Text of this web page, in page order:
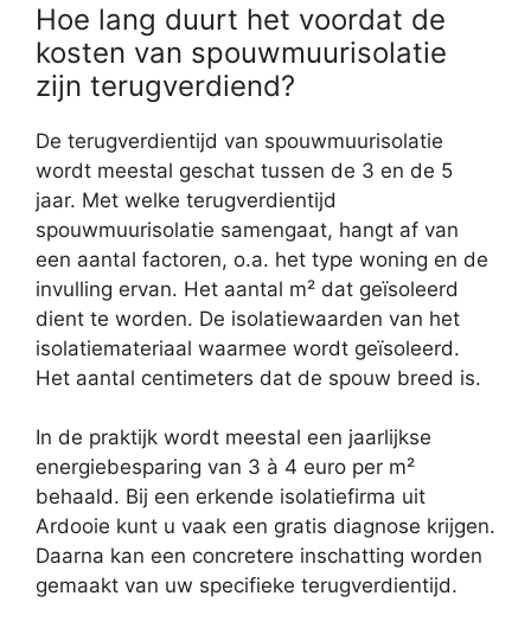
Hoe lang duurt het voordat de
kosten van spouwmuurisolatie
zijn terugverdiend?
De terugverdientijd van spouwmuurisolatie
wordt meestal geschat tussen de 3 en de 5
jaar. Met welke terugverdientijd
spouwmuurisolatie samengaat, hangt af van
een aantal factoren, o.a. het type woning en de
invulling ervan. Het aantal m² dat geïsoleerd
dient te worden. De isolatiewaarden van het
isolatiemateriaal waarmee wordt geïsoleerd.
Het aantal centimeters dat de spouw breed is.
In de praktijk wordt meestal een jaarlijkse
energiebesparing van 3 à 4 euro per m²
behaald. Bij een erkende isolatiefirma uit
Ardooie kunt u vaak een gratis diagnose krijgen.
Daarna kan een concretere inschatting worden
gemaakt van uw specifieke terugverdientijd.